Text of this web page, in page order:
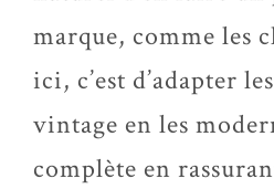
marque, comme les
ici, c’est d’adapter
vintage en les
complète en